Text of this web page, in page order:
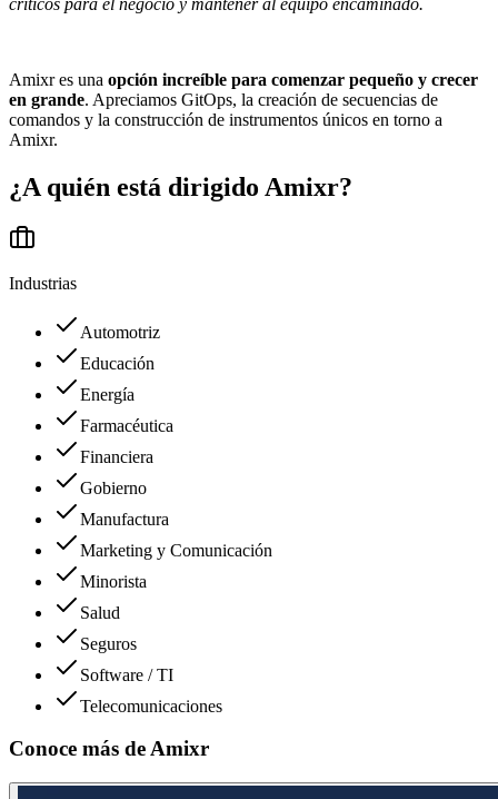
Amixr es una opción increíble para comenzar pequeño y crecer
en grande. Apreciamos GitOps, la creación de secuencias de
comandos y la construcción de instrumentos únicos en torno a
Amixr.
¿A quién está dirigido Amixr?
Industrias
Automotriz
Educación
Energía
Farmacéutica
Financiera
Gobierno
Manufactura
Marketing y Comunicación
Minorista
Salud
Seguros
Software / TI
Telecomunicaciones
Conoce más deAmixr